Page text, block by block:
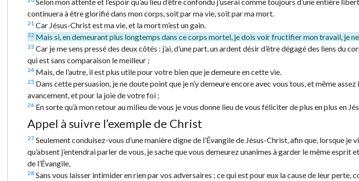
continuera à être glorifié dans mon corps, soit par ma vie, soit par ma mort.
21 Car Jésus-Christ est ma vie, et la mort m’est un gain.
22 Mais si, en demeurant plus longtemps dans ce corps mortel, je dois voir fructifier mon travail, je ne
23 Car je me sens pressé des deux côtés : j’ai, d’une part, un ardent désir d’être dégagé des liens du
qui est sans comparaison le meilleur ;
24 Mais, de l’autre, il est plus utile pour votre bien que je demeure en cette vie.
25 Dans cette persuasion, je ne doute point que je n’y demeure encore avec vous tous, et même
avancement, et pour la joie de votre foi ;
26 En sorte qu’à mon retour au milieu de vous je vous donne lieu de vous féliciter de plus en plus en
Appel à suivre l’exemple de Christ
27 Seulement conduisez-vous d’une manière digne de l’Évangile de Jésus-Christ, afin que, lorsque je
qu’absent j’entendrai parler de vous, je sache que vous demeurez unanimes à garder le même
de l’Évangile,
28 Sans vous laisser intimider en rien par vos adversaires ; ce qui est pour eux la cause de leur perte,